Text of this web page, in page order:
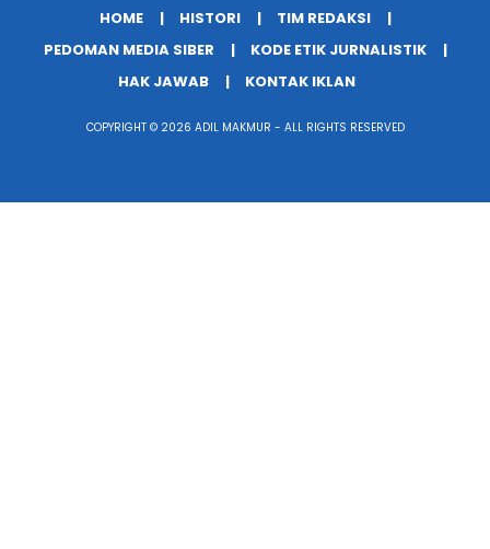
HOME HISTORI
TIM REDAKSI
PEDOMAN MEDIA SIBER
KODE ETIK JURNALISTIK
HAK JAWAB
KONTAK IKLAN
COPYRIGHT © 2026 ADIL MAKMUR - ALL RIGHTS RESERVED